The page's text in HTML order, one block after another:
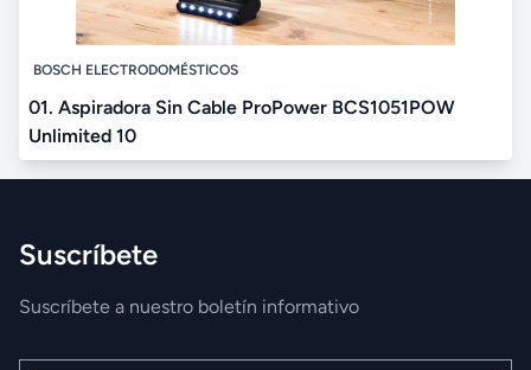
BOSCH ELECTRODOMÉSTICOS
01. Aspiradora Sin Cable ProPower BCS1051POW
Unlimited 10
Suscríbete
Suscríbete a nuestro boletín informativo